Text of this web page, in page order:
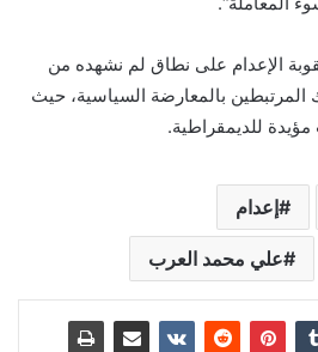
الإعدام على نطاق لم نشهده من
بالمعارضة السياسية، حيث
للديمقراطية.
إعدام
علي محمد العرب